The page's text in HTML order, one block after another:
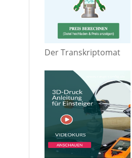
Der Transkriptomat